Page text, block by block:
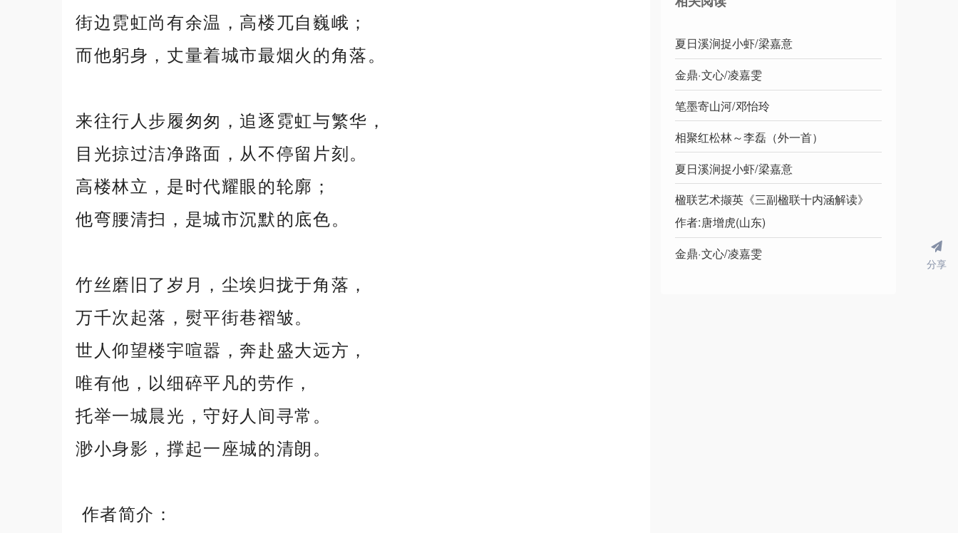
街边霓虹尚有余温，高楼兀自巍峨；
而他躬身，丈量着城市最烟火的角落。
来往行人步履匆匆，追逐霓虹与繁华，
目光掠过洁净路面，从不停留片刻。
高楼林立，是时代耀眼的轮廓；
他弯腰清扫，是城市沉默的底色。
竹丝磨旧了岁月，尘埃归拢于角落，
万千次起落，熨平街巷褶皱。
世人仰望楼宇喧嚣，奔赴盛大远方，
唯有他，以细碎平凡的劳作，
托举一城晨光，守好人间寻常。
渺小身影，撑起一座城的清朗。
作者简介：
夏日溪涧捉小虾/梁嘉意
金鼎·文心/凌嘉雯
笔墨寄山河/邓怡玲
相聚红松林～李磊（外一首）
夏日溪涧捉小虾/梁嘉意
楹联艺术撷英《三副楹联十内涵解读》
作者:唐增虎(山东)
金鼎·文心/凌嘉雯
分享